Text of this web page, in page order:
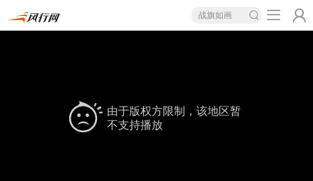
战旗如画
由于版权方限制，该地区暂
不支持播放